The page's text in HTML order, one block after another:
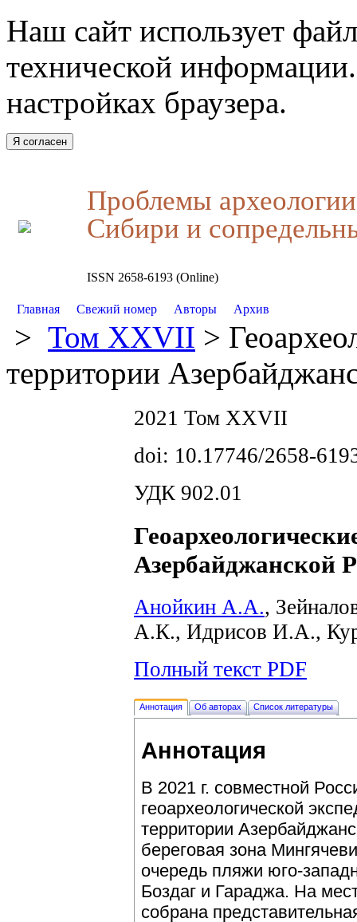
Наш сайт использует
технической
настройках браузера.
Я согласен
Проблемы
Сибири и
ISSN 2658-6193 (Online)
Главная Свежий номер Авторы Архив
> Том XXVII >
территории
2021 Том XXVII
doi: 10.17746/2658-
УДК 902.01
Азербайджанской
Анойкин А.А.,
А.К., Идрисов И.А.,
Полный текст PDF
Аннотация Об авторах Список литературы
Аннотация
В 2021 г. совместной
геоархеологической
территории
береговая зона
очередь пляжи юго-
Боздаг и Гараджа. На
собрана